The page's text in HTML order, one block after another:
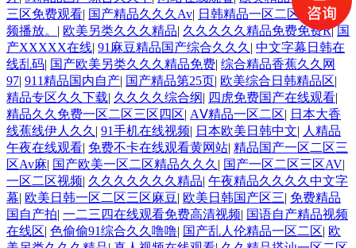
三区免费观看| 国产精品久久久Av| 日韩精品一区二区三区视
频播放。 | 欧美另类久久久精品| 久久久久久精品免费免费R|国
产XXXXX在线| 91麻豆精品国产综合久久久 | 中文字幕日韩在
线乱码| 国产欧美另类久久久精品免费| 综合精品香蕉久久网
97| 911精品国内自产| 国产精品第25页| 欧美综合日韩精品区|
精品专区久久下载| 久久久久综合纲| 四虎免费国产在线观看|
精品久久免费一区二区三区四区| AⅤ精品一区二区| 日本大香
线蕉线伊人久久 | 91手机在线视频| 日本欧美日韩中文| 人精品
午夜在线观看| 免费不卡在线观看黄网站| 精品国产一区二区三
区Av麻| 国产欧美一区二区精品久久久 | 国产一区二区三区AV|
一区二区视频| 久久久久久久久精品| 午夜精品久久久久中文字
幕| 欧美日韩一区二区三区麻豆| 欧美日韩国产区三| 免费精品
国自产拍| 一二三四在线观看免费高清视频| 国语自产精品视频
在线区| 色偷偷91综合久久噜噜| 国产乱人伦精品一区二区| 欧